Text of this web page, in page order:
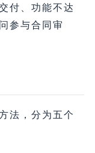
付、功能不达
参与合同审
法，分为五个